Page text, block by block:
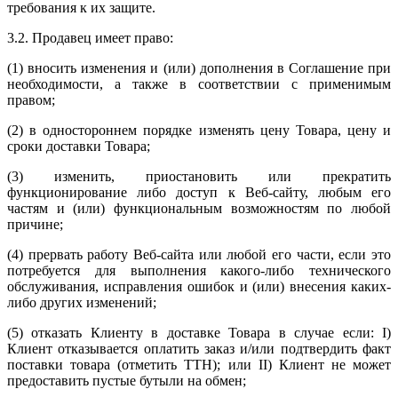
требования к их защите.
3.2. Продавец имеет право:
(1) вносить изменения и (или) дополнения в Соглашение при
необходимости, а также в соответствии с применимым
правом;
(2) в одностороннем порядке изменять цену Товара, цену и
сроки доставки Товара;
(3) изменить, приостановить или прекратить
функционирование либо доступ к Веб-сайту, любым его
частям и (или) функциональным возможностям по любой
причине;
(4) прервать работу Веб-сайта или любой его части, если это
потребуется для выполнения какого-либо технического
обслуживания, исправления ошибок и (или) внесения каких-
либо других изменений;
(5) отказать Клиенту в доставке Товара в случае если: I)
Клиент отказывается оплатить заказ и/или подтвердить факт
поставки товара (отметить ТТН); или II) Клиент не может
предоставить пустые бутыли на обмен;